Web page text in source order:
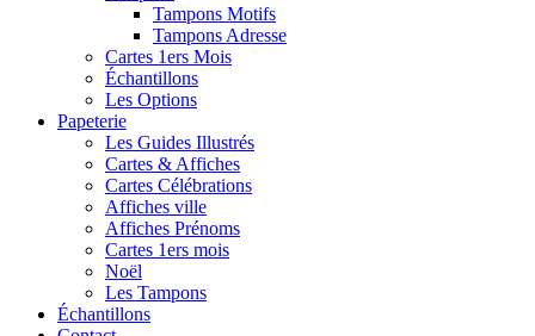
Tampons Motifs
Tampons Adresse
Cartes 1ers Mois
Échantillons
Les Options
Papeterie
Les Guides Illustrés
Cartes & Affiches
Cartes Célébrations
Affiches ville
Affiches Prénoms
Cartes 1ers mois
Noël
Les Tampons
Échantillons